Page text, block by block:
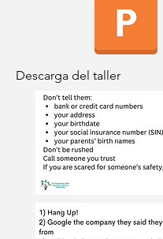
Descarga del taller